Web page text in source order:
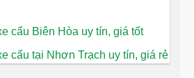
cẩu Biên Hòa uy tín, giá tốt
cẩu tại Nhơn Trạch uy tín, giá rẻ